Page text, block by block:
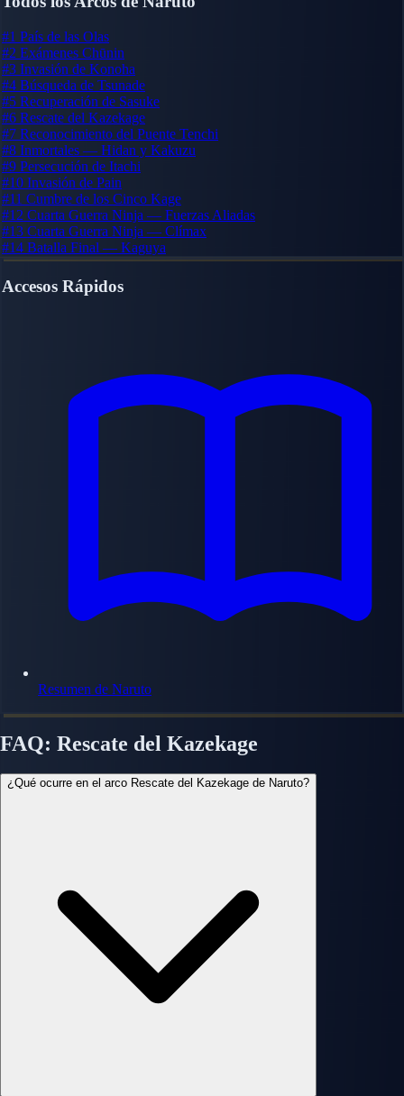
#1 País de las Olas
#2 Exámenes Chūnin
#3 Invasión de Konoha
#4 Búsqueda de Tsunade
#5 Recuperación de Sasuke
#6 Rescate del Kazekage
#7 Reconocimiento del Puente Tenchi
#8 Inmortales — Hidan y Kakuzu
#9 Persecución de Itachi
#10 Invasión de Pain
#11 Cumbre de los Cinco Kage
#12 Cuarta Guerra Ninja — Fuerzas Aliadas
#13 Cuarta Guerra Ninja — Clímax
#14 Batalla Final — Kaguya
Accesos Rápidos
Resumen de Naruto
FAQ: Rescate del Kazekage
¿Qué ocurre en el arco Rescate del Kazekage de Naruto?